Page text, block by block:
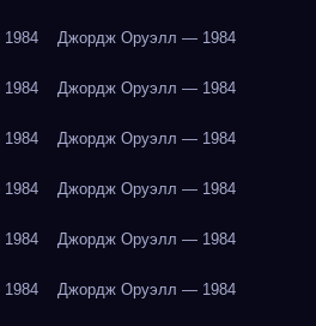
Джордж Оруэлл — 1984
Джордж Оруэлл — 1984
Джордж Оруэлл — 1984
Джордж Оруэлл — 1984
Джордж Оруэлл — 1984
Джордж Оруэлл — 1984